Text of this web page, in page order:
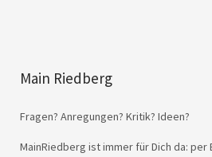
Main Riedberg
Fragen? Anregungen? Kritik? Ideen?
MainRiedberg ist immer für Dich da: per